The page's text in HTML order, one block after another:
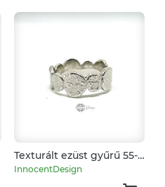
Texturált ezüst gyűrű 55-
ös méretben
InnocentDesign